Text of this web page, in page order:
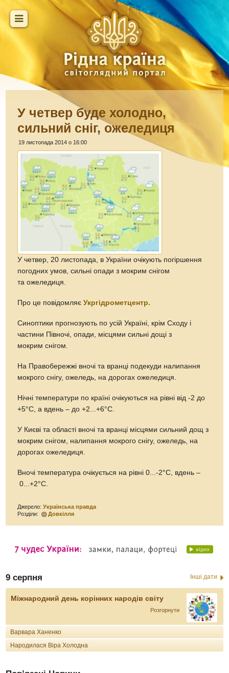
У четвер буде холодно,
сильний сніг, ожеледиця
19 листопада 2014 о 16:00
У четвер, 20 листопада, в України очікують погіршення
погодних умов, сильні опади з мокрим снігом
та ожеледиця.
Про це повідомляєУкргідрометцентр.
Синоптики прогнозують по усій Україні, крім Сходу і
частини Півночі, опади, місцями сильні дощі з
мокрим снігом.
На Правобережжі вночі та вранці подекуди налипання
мокрого снігу, ожеледь, на дорогах ожеледиця.
Нічні температури по країні очікуються на рівні від -2 до
+5°С, а вдень – до +2...+6°С.
У Києві та області вночі та вранці місцями сильний дощ з
мокрим снігом, налипання мокрого снігу, ожеледь, на
дорогах ожеледиця.
Вночі температура очікується на рівні 0...-2°С, вдень –
0...+2°С.
Джерело:Українська правда
Розділи:
Довкілля
9 серпня Інші дати
Міжнародний день корінних народів світу
Розгорнути
Варвара Ханенко
Народилася Віра Холодна